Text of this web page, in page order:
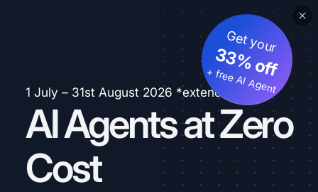
1 July – 31st August 2026 *extended
AI Agents at Zero
Cost
Get your
33% off
+ free AI Agent